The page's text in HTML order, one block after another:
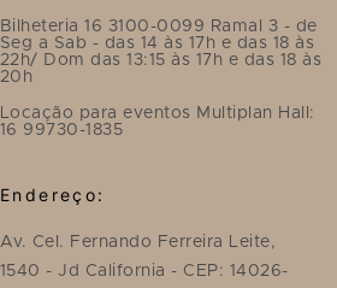
Bilheteria 16 3100-0099 Ramal 3 - de
Seg a Sab - das 14 às 17h e das 18 às
22h/ Dom das 13:15 às 17h e das 18 às
20h
Locação para eventos Multiplan Hall:
16 99730-1835
Endereço:
Av. Cel. Fernando Ferreira Leite,
1540 - Jd California - CEP: 14026-